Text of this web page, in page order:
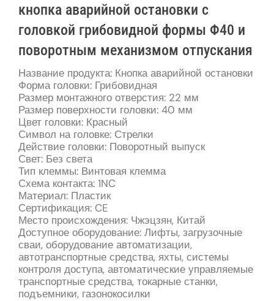
кнопка аварийной остановки с
головкой грибовидной формы Φ40 и
поворотным механизмом отпускания
Название продукта: Кнопка аварийной остановки
Форма головки: Грибовидная
Размер монтажного отверстия: 22 мм
Размер поверхности головки: 40 мм
Цвет головки: Красный
Символ на головке: Стрелки
Действие головки: Поворотный выпуск
Свет: Без света
Тип клеммы: Винтовая клемма
Схема контакта: 1NC
Материал: Пластик
Сертификация: CE
Место происхождения: Чжэцзян, Китай
Доступное оборудование: Лифты, загрузочные
сваи, оборудование автоматизации,
автотранспортные средства, яхты, системы
контроля доступа, автоматические управляемые
транспортные средства, токарные станки,
подъемники, газонокосилки